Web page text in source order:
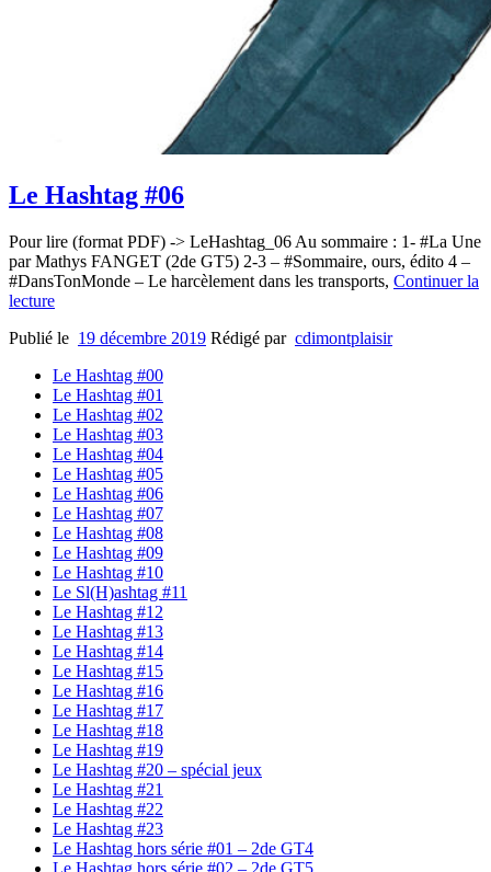
Le Hashtag #06
Pour lire (format PDF) -> LeHashtag_06 Au sommaire : 1- #La Une
par Mathys FANGET (2de GT5) 2-3 – #Sommaire, ours, édito 4 –
#DansTonMonde – Le harcèlement dans les transports, Continuer la
lecture
Publié le 19 décembre 2019 Rédigé par cdimontplaisir
Le Hashtag #00
Le Hashtag #01
Le Hashtag #02
Le Hashtag #03
Le Hashtag #04
Le Hashtag #05
Le Hashtag #06
Le Hashtag #07
Le Hashtag #08
Le Hashtag #09
Le Hashtag #10
Le Sl(H)ashtag #11
Le Hashtag #12
Le Hashtag #13
Le Hashtag #14
Le Hashtag #15
Le Hashtag #16
Le Hashtag #17
Le Hashtag #18
Le Hashtag #19
Le Hashtag #20 – spécial jeux
Le Hashtag #21
Le Hashtag #22
Le Hashtag #23
Le Hashtag hors série #01 – 2de GT4
Le Hashtag hors série #02 – 2de GT5